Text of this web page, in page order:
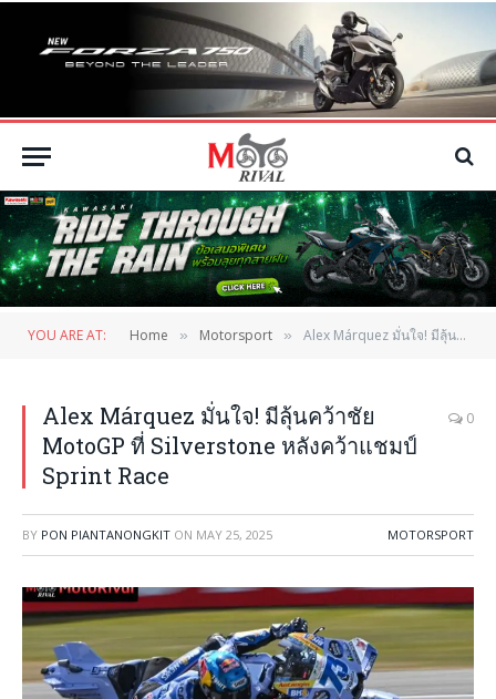
YOU ARE AT: Home » Motorsport » Alex Márquez มั่นใจ! มีลุ้นคว้าชัย MotoGP ที่ Silverstone หลังคว้าแชมป์ Sprint Race
Alex Márquez มั่นใจ! มีลุ้นคว้าชัย
MotoGP ที่ Silverstone หลังคว้าแชมป์
Sprint Race
0
BY PON PIANTANONGKIT ON MAY 25, 2025 MOTORSPORT